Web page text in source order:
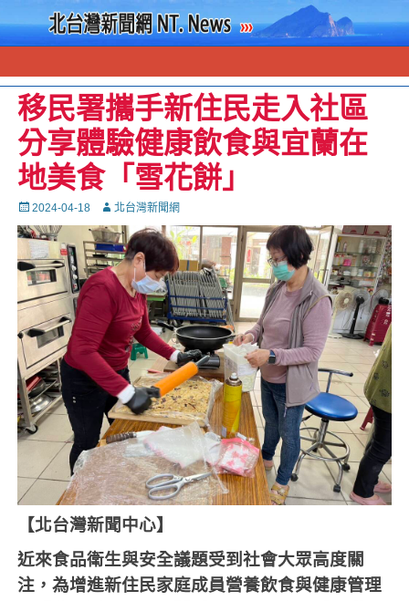
移民署攜手新住民走入社區
分享體驗健康飲食與宜蘭在
地美食「雪花餅」
Posted
on
2024-04-18 Autor北台灣新聞網
【北台灣新聞中心】
近來食品衛生與安全議題受到社會大眾高度關
注，為增進新住民家庭成員營養飲食與健康管理